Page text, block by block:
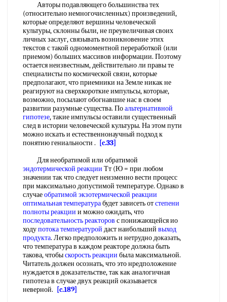
Авторы подавляющего большинства тех
(относительно немногочисленных) произведений,
которые определяют вершины человеческой
культуры, склонны были, не преувеличивая своих
личных заслуг, связывать возникновение этих
текстов с такой одномоментной переработкой (или
приемом) больших массивов информации. Поэтому
остается неизвестным, действительно ли правы те
специалисты по космической связи, которые
предполагают, что приемники на Земле никак не
реагируют на сверхкороткие импульсы, которые,
возможно, посылают обогнавшие нас в своем
развитии разумные существа. Поальтернативной
гипотезе, такие импульсы оставили существенный
след в истории человеческой культуры. На этом пути
можно искать и естественнонаучный подход к
понятию гениальности .
[c.33]
Для необратимой или обратимой
эндотермической реакции Тт (Ю = при любом
значении так что следует неизменно вести процесс
при максимально допустимой температуре. Однако в
случаеобратимой экзотермической реакции
оптимальная температурабудет зависеть отстепени
полноты реакции и можно ожидать, что
последовательность реакторов с понижающейся ио
ходупотока температурой даст наибольший выход
продукта. Легко предположить и нетрудно доказать,
что температура в каждом реакторе должна быть
такова, чтобыскорость реакции была максимальной.
Читатель должен осознать, что это нредположение
нуждается в доказательстве, так как аналогичная
гипотеза в случае двух реакций оказывается
неверной.
[c.189]